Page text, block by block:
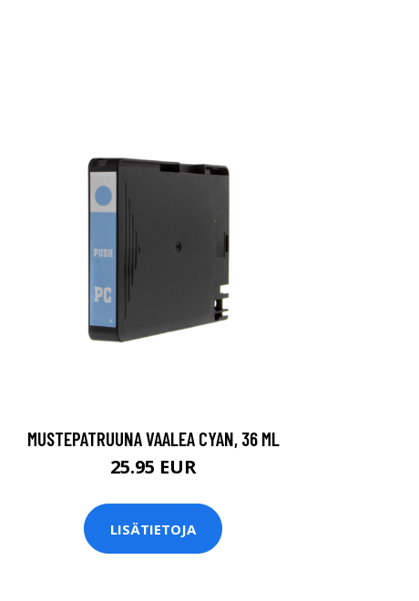
MUSTEPATRUUNA VAALEA CYAN, 36 ML
25.95 EUR
LISÄTIETOJA